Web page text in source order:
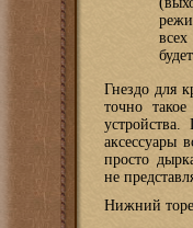
Гнездо для
точно
аксессуары
просто
не
Нижний